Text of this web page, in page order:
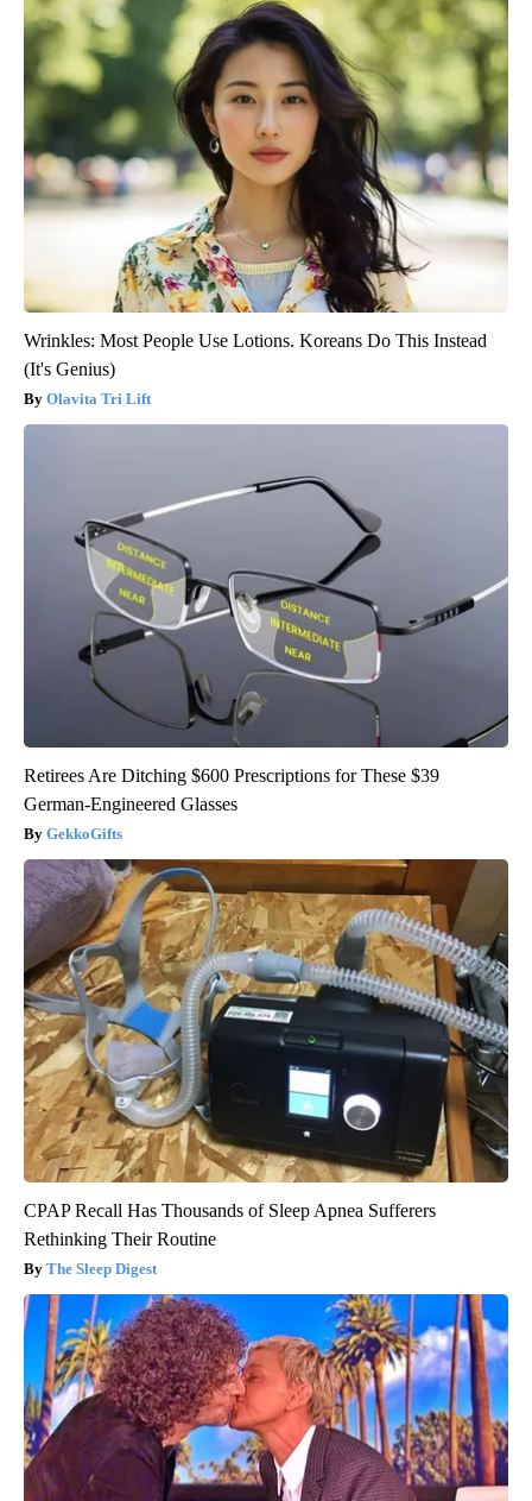
Wrinkles: Most People Use Lotions. Koreans Do This Instead
(It's Genius)
Olavita Tri Lift
Retirees Are Ditching $600 Prescriptions for These $39
German-Engineered Glasses
GekkoGifts
CPAP Recall Has Thousands of Sleep Apnea Sufferers
Rethinking Their Routine
The Sleep Digest